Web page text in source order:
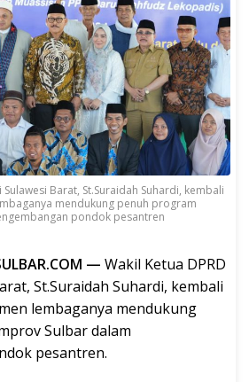
Sulawesi Barat, St.Suraidah Suhardi, kembali
mendukung penuh program
pondok pesantren
— Wakil Ketua DPRD
St.Suraidah Suhardi, kembali
lembaganya mendukung
Sulbar dalam
pesantren.